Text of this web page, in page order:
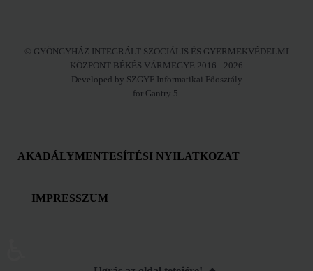
© GYÖNGYHÁZ INTEGRÁLT SZOCIÁLIS ÉS GYERMEKVÉDELMI
KÖZPONT BÉKÉS VÁRMEGYE 2016 - 2026
Developed by SZGYF Informatikai Főosztály
for Gantry 5.
AKADÁLYMENTESÍTÉSI NYILATKOZAT
IMPRESSZUM